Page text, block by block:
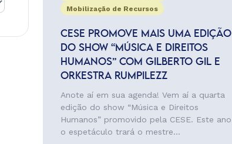
Mobilização de Recursos
CESE PROMOVE MAIS UMA EDIÇÃO
DO SHOW “MÚSICA E DIREITOS
HUMANOS” COM GILBERTO GIL E
ORKESTRA RUMPILEZZ
Anote aí em sua agenda! Vem aí a quarta
edição do show “Música e Direitos
Humanos” promovido pela CESE. Este ano
o espetáculo trará o mestre...